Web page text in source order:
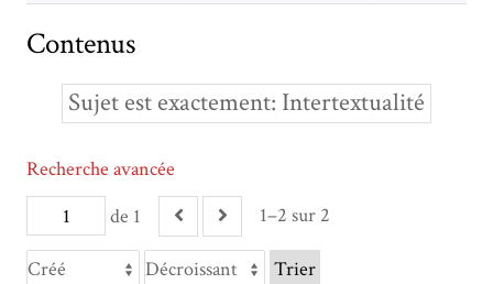
Contenus
Sujet est exactement Intertextualité
de 1 1–2 sur 2
Recherche avancée
Trier